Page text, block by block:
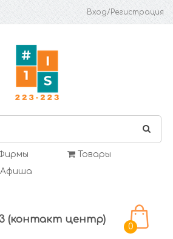
Вход/Регистрация
Товары
Афиша
(контакт центр)
0